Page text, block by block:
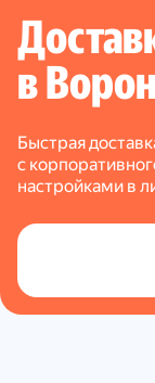
в
Быстрая
с
настройками в